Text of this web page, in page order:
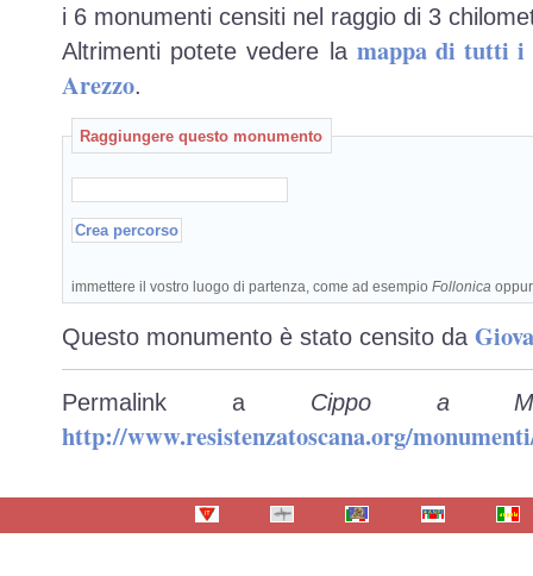
i 6 monumenti censiti nel raggio di 3
Altrimenti potete vedere la mappa di tutti i
Arezzo.
Raggiungere questo monumento
immettere il vostro luogo di partenza, come ad esempio Follonica
Questo monumento è stato censito da
Permalink a Cippo a
http://www.resistenzatoscana.org/